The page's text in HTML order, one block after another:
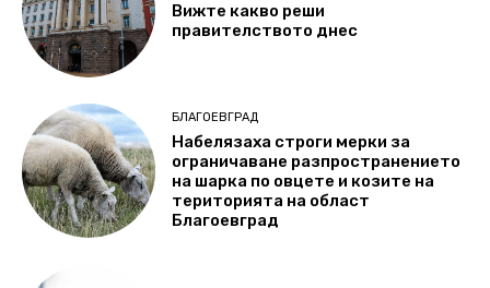
Вижте какво реши
правителството днес
БЛАГОЕВГРАД
Набелязаха строги мерки за
ограничаване разпространението
на шарка по овцете и козите на
територията на област
Благоевград